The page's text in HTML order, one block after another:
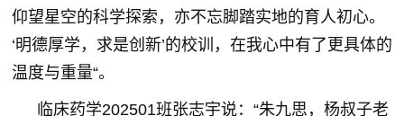
仰望星空的科学探索，亦不忘脚踏实地的育人初心。
‘明德厚学，求是创新’的校训，在我心中有了更具体的
温度与重量“。
临床药学202501班张志宇说：“朱九思，杨叔子老